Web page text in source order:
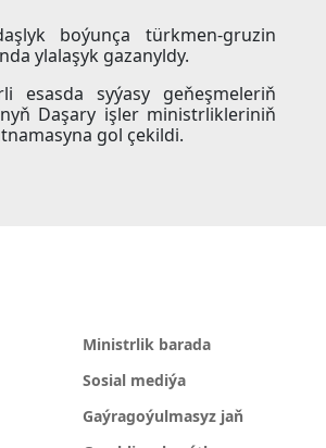
boýunça türkmen-gruzin
ylalaşyk gazanyldy.
esasda syýasy geňeşmeleriň
Daşary işler ministrlikleriniň
gol çekildi.
Ministrlik barada
Sosial mediýa
Gaýragoýulmasyz jaň